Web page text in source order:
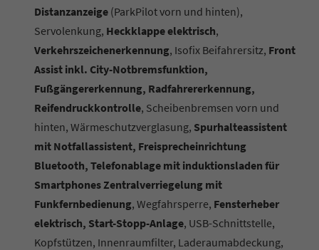
Distanzanzeige (ParkPilot vorn und hinten),
Servolenkung, Heckklappe elektrisch,
Verkehrszeichenerkennung, Isofix Beifahrersitz, Front
Assist inkl. City-Notbremsfunktion,
Fußgängererkennung, Radfahrererkennung,
Reifendruckkontrolle, Scheibenbremsen vorn und
hinten, Wärmeschutzverglasung, Spurhalteassistent
mit Notfallassistent, Freisprecheinrichtung
Bluetooth, Telefonablage mit induktionsladen für
Smartphones Zentralverriegelung mit
Funkfernbedienung, Wegfahrsperre, Fensterheber
elektrisch, Start-Stopp-Anlage, USB-Schnittstelle,
Kopfstützen, Innenraumfilter, Laderaumabdeckung,